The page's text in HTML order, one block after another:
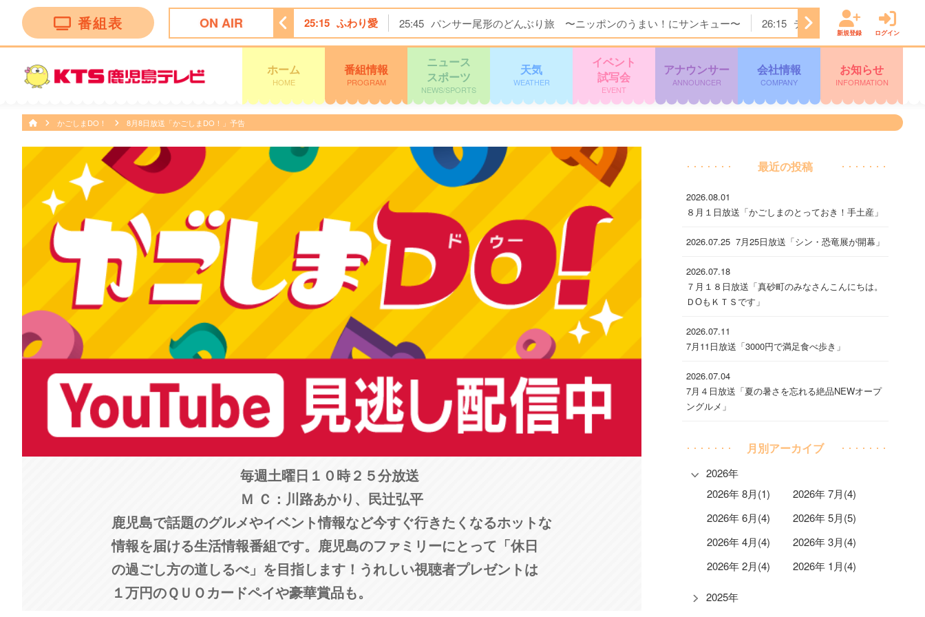
番組表 ON AIR
＆スポーツ 24:45 Ｋａｇｏｓｈｉｍａ 見っどナイト 25:15 ふわり愛 25:45 パンサー尾形のどんぶり旅 〜ニッポンのうまい！にサンキュー〜 26:15 ディノスＴＨＥストア
新規登録 ログイン
ホーム
HOME
番組情報
PROGRAM
ニュース
スポーツ
NEWS/SPORTS
天気
WEATHER
イベント
試写会
EVENT
アナウンサー
ANNOUNCER
会社情報
COMPANY
お知らせ
INFORMATION
かごしまDO！ 8月8日放送「かごしまDO！」予告
毎週土曜日１０時２５分放送
Ｍ Ｃ：川路あかり、民辻󠄀弘平
鹿児島で話題のグルメやイベント情報など今すぐ行きたくなるホットな
情報を届ける生活情報番組です。鹿児島のファミリーにとって「休日
の過ごし方の道しるべ」を目指します！うれしい視聴者プレゼントは
１万円のＱＵＯカードペイや豪華賞品も。
最近の投稿
2026.08.01
８月１日放送「かごしまのとっておき！手土産」
2026.07.25 7月25日放送「シン・恐竜展が開幕」
2026.07.18
７月１８日放送「真砂町のみなさんこんにちは。
ＤОもＫＴＳです」
2026.07.11
7月11日放送「3000円で満足食べ歩き」
2026.07.04
7月４日放送「夏の暑さを忘れる絶品NEWオープ
ングルメ」
月別アーカイブ
2026年
2026年 8月(1)
2026年 7月(4)
2026年 6月(4)
2026年 5月(5)
2026年 4月(4)
2026年 3月(4)
2026年 2月(4)
2026年 1月(4)
2025年